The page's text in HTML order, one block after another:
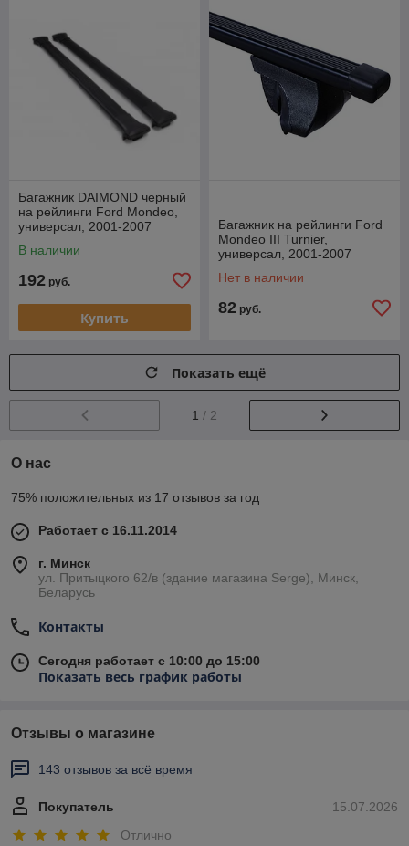
Багажник DAIMOND черный
на рейлинги Ford Mondeo,
универсал, 2001-2007
В наличии
192 руб.
Купить
Багажник на рейлинги Ford
Mondeo III Turnier,
универсал, 2001-2007
Нет в наличии
82 руб.
Показать ещё
1 / 2
О нас
75% положительных из 17 отзывов за год
Работает с 16.11.2014
г. Минск
ул. Притыцкого 62/в (здание магазина Serge), Минск,
Беларусь
Контакты
Сегодня работает с 10:00 до 15:00
Показать весь график работы
Отзывы о магазине
143 отзывов за всё время
15.07.2026
Покупатель
Отлично